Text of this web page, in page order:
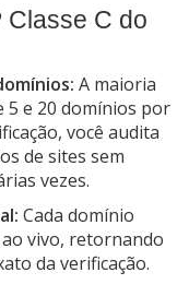
Classe C do
A maioria
5 e 20 domínios por
você audita
de sites sem
vezes.
Cada domínio
vivo, retornando
da verificação.